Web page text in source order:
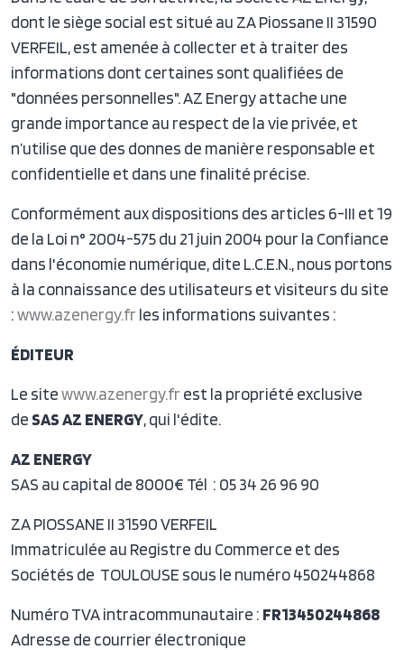
dont le siège social est situé au ZA Piossane II 31590
VERFEIL, est amenée à collecter et à traiter des
informations dont certaines sont qualifiées de
"données personnelles". AZ Energy attache une
grande importance au respect de la vie privée, et
n’utilise que des donnes de manière responsable et
confidentielle et dans une finalité précise.
Conformément aux dispositions des articles 6-III et 19
de la Loi n° 2004-575 du 21 juin 2004 pour la Confiance
dans l'économie numérique, dite L.C.E.N., nous portons
à la connaissance des utilisateurs et visiteurs du site
:www.azenergy.fr les informations suivantes :
ÉDITEUR
Le sitewww.azenergy.fr est la propriété exclusive
de SASAZ ENERGY, qui l'édite.
AZ ENERGY
SAS au capital de 8000€ Tél : 05 34 26 96 90
ZA PIOSSANE II 31590 VERFEIL
Immatriculée au Registre du Commerce et des
Sociétés de TOULOUSE sous le numéro 450244868
Numéro TVA intracommunautaire : FR13450244868
Adresse de courrier électronique